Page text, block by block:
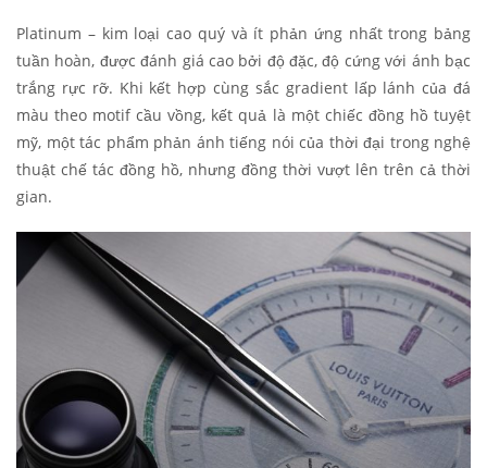
Platinum – kim loại cao quý và ít phản ứng nhất trong bảng
tuần hoàn, được đánh giá cao bởi độ đặc, độ cứng với ánh bạc
trắng rực rỡ. Khi kết hợp cùng sắc gradient lấp lánh của đá
màu theo motif cầu vồng, kết quả là một chiếc đồng hồ tuyệt
mỹ, một tác phẩm phản ánh tiếng nói của thời đại trong nghệ
thuật chế tác đồng hồ, nhưng đồng thời vượt lên trên cả thời
gian.